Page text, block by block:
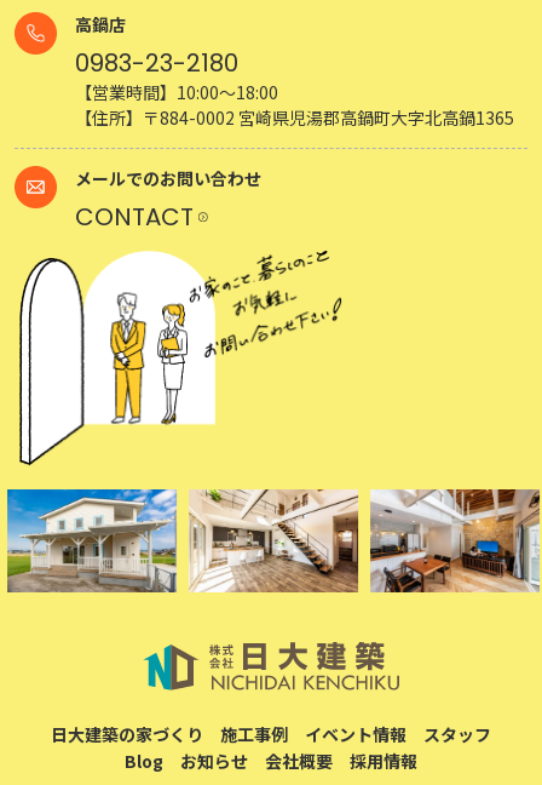
高鍋店
0983-23-2180
【営業時間】10:00～18:00
【住所】〒884-0002 宮崎県児湯郡高鍋町大字北高鍋1365
メールでのお問い合わせ
CONTACT
日大建築の家づくり 施工事例 イベント情報
スタッフ
Blog
お知らせ 会社概要 採用情報